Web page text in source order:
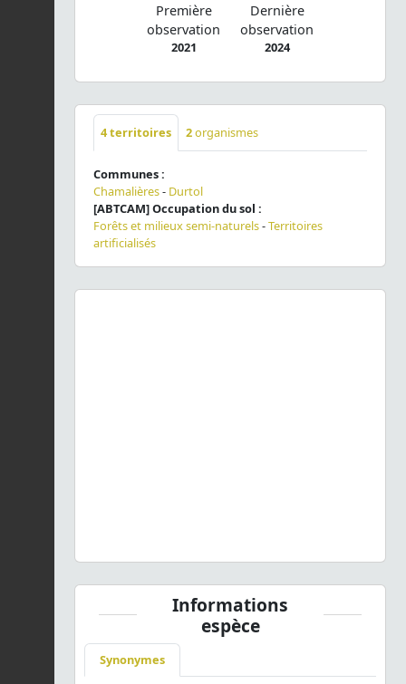
Première
observation
2021
Dernière
observation
2024
4territoires 2organismes
Communes :
Chamalières- Durtol
[ABTCAM] Occupation du sol :
Forêts et milieux semi-naturels-Territoires
artificialisés
Informations
espèce
Synonymes